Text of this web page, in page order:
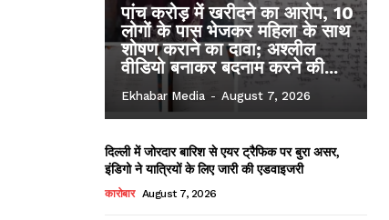
पांच करोड़ में खरीदने का आरोप, 10
लोगों के पास भेजकर महिला के साथ
शोषण कराने का दावा; अश्लील
वीडियो बनाकर बदनाम करने की...
Ekhabar Media - August 7, 2026
दिल्ली में जोरदार बारिश से एयर ट्रैफिक पर बुरा असर,
इंडिगो ने यात्रियों के लिए जारी की एडवाइजरी
कारोबार August 7, 2026